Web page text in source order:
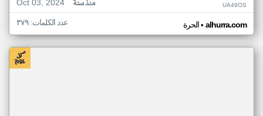
Oct 03, 2024
منذ سنة UA49OS
الحرة• alhurra.com عدد الكلمات: ٣٧٩